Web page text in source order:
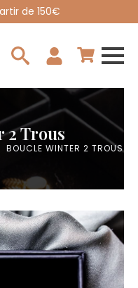
de 150€
2 Trous
BOUCLE WINTER 2 TROUS